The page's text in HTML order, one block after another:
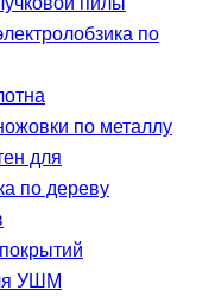
по
по металлу
для
по дереву
УШМ